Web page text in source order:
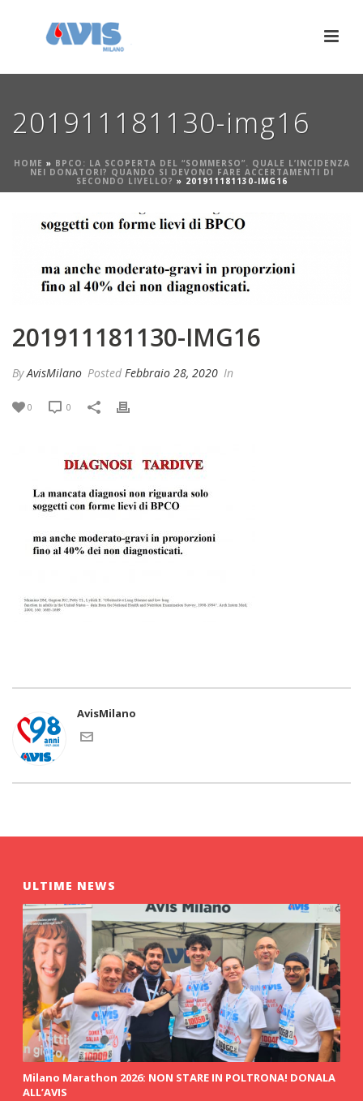
201911181130-img16
HOME » BPCO: LA SCOPERTA DEL “SOMMERSO”. QUALE L’INCIDENZA
NEI DONATORI? QUANDO SI DEVONO FARE ACCERTAMENTI DI
SECONDO LIVELLO? » 201911181130-IMG16
201911181130-IMG16
ByAvisMilano Posted Febbraio 28, 2020 In
0 0
AvisMilano
ULTIME NEWS
Milano Marathon 2026: NON STARE IN POLTRONA! DONALA
ALL’AVIS